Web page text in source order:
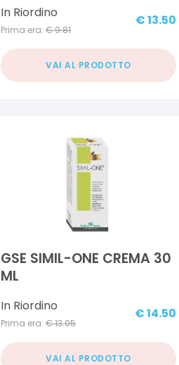
In Riordino
Prima era: €9.81
€13.50
VAI AL PRODOTTO
GSE SIMIL-ONE CREMA 30
ML
In Riordino
Prima era: €13.05
€14.50
VAI AL PRODOTTO